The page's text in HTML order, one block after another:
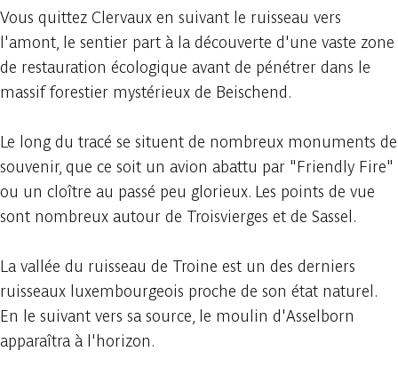
Vous quittez Clervaux en suivant le ruisseau vers
l'amont, le sentier part à la découverte d'une vaste zone
de restauration écologique avant de pénétrer dans le
massif forestier mystérieux de Beischend.
Le long du tracé se situent de nombreux monuments de
souvenir, que ce soit un avion abattu par "Friendly Fire"
ou un cloître au passé peu glorieux. Les points de vue
sont nombreux autour de Troisvierges et de Sassel.
La vallée du ruisseau de Troine est un des derniers
ruisseaux luxembourgeois proche de son état naturel.
En le suivant vers sa source, le moulin d'Asselborn
apparaîtra à l'horizon.